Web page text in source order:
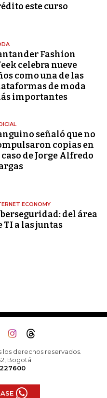
este curso
Fashion
celebra nueve
como una de las
de moda
importantes
señaló que no
copias en
caso de Jorge Alfredo
ECONOMY
del área
TI a las juntas
los derechos reservados.
Bogotá